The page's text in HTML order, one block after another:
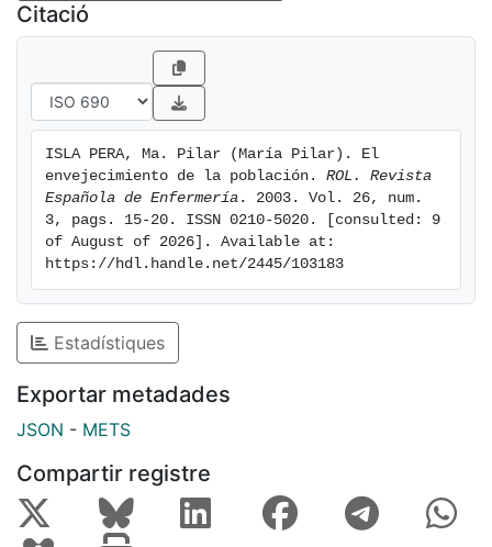
Citació
ISLA PERA, Ma. Pilar (María Pilar). El
envejecimiento de la población. ROL. Revista
Española de Enfermería . 2003. Vol. 26, num.
3, pags. 15-20. ISSN 0210-5020. [consulted: 9
of August of 2026]. Available at:
https://hdl.handle.net/2445/103183
Estadístiques
Exportar metadades
JSON - METS
Compartir registre